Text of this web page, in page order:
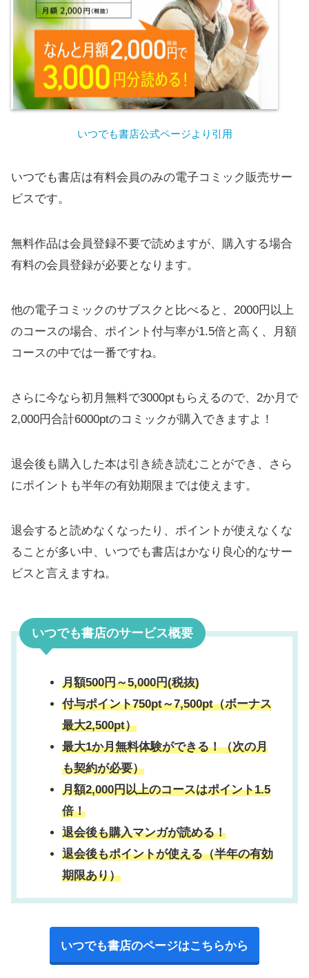
いつでも書店公式ページより引用
いつでも書店は有料会員のみの電子コミック販売サー
ビスです。
無料作品は会員登録不要で読めますが、購入する場合
有料の会員登録が必要となります。
他の電子コミックのサブスクと比べると、2000円以上
のコースの場合、ポイント付与率が1.5倍と高く、月額
コースの中では一番ですね。
さらに今なら初月無料で3000ptもらえるので、2か月で
2,000円合計6000ptのコミックが購入できますよ！
退会後も購入した本は引き続き読むことができ、さら
にポイントも半年の有効期限までは使えます。
退会すると読めなくなったり、ポイントが使えなくな
ることが多い中、いつでも書店はかなり良心的なサー
ビスと言えますね。
いつでも書店のサービス概要
月額500円～5,000円(税抜)
付与ポイント750pt～7,500pt（ボーナス
最大2,500pt）
最大1か月無料体験ができる！（次の月
も契約が必要）
月額2,000円以上のコースはポイント1.5
倍！
退会後も購入マンガが読める！
退会後もポイントが使える（半年の有効
期限あり）
いつでも書店のページはこちらから